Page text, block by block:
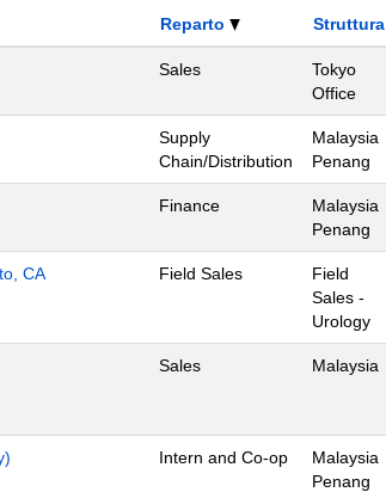
Reparto Struttura
Sales
Tokyo
Office
Supply
Chain/Distribution
Malaysia
Penang
Finance
Malaysia
Penang
CA Field Sales
Field
Sales -
Urology
Sales Malaysia
Intern and Co-op
Malaysia
Penang